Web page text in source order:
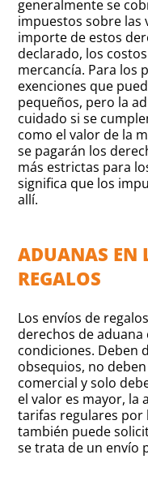
generalmente se
impuestos sobre las
importe de estos
declarado, los
mercancía. Para los
exenciones que
pequeños, pero la
cuidado si se
como el valor de la
se pagarán los
más estrictas para
significa que los
allí.
ADUANAS EN
REGALOS
Los envíos de
derechos de
condiciones. Deben
obsequios, no
comercial y solo
el valor es mayor, la
tarifas regulares por
también puede
se trata de un envío